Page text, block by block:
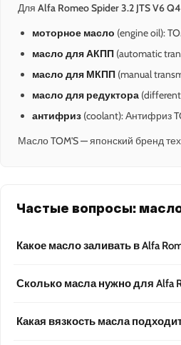
Для Alfa Romeo Spider 3.2 JTS V6
моторное масло (engine oil):
масло для АКПП (automatic
масло для МКПП (manual
масло для редуктора
антифриз (coolant): Антифриз
Масло TOM'S — японский бренд
Частые вопросы:
Какое масло заливать в Alfa
Сколько масла нужно для Alfa
Какая вязкость масла подходит